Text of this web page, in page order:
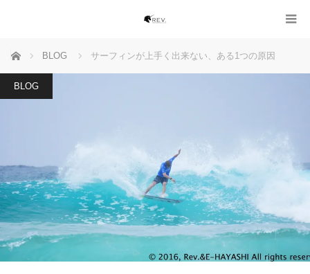
ホーム BLOG サーフィンが上手く出来ない、ある1つの原因
BLOG